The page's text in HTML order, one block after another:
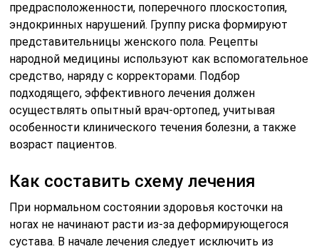
предрасположенности, поперечного плоскостопия,
эндокринных нарушений. Группу риска формируют
представительницы женского пола. Рецепты
народной медицины используют как вспомогательное
средство, наряду с корректорами. Подбор
подходящего, эффективного лечения должен
осуществлять опытный врач-ортопед, учитывая
особенности клинического течения болезни, а также
возраст пациентов.
Как составить схему лечения
При нормальном состоянии здоровья косточки на
ногах не начинают расти из-за деформирующегося
сустава. В начале лечения следует исключить из